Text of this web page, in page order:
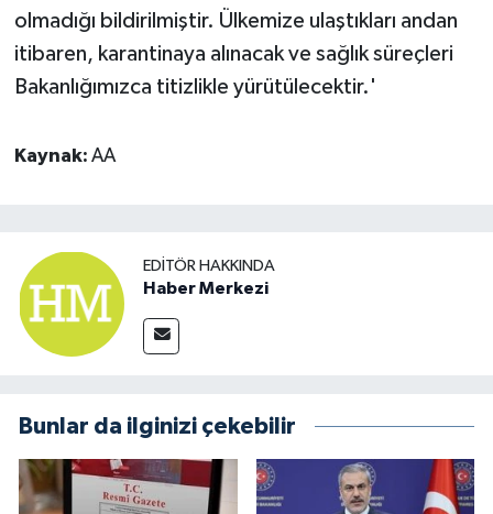
olmadığı bildirilmiştir. Ülkemize ulaştıkları andan
itibaren, karantinaya alınacak ve sağlık süreçleri
Bakanlığımızca titizlikle yürütülecektir.'
Kaynak: AA
EDITÖR HAKKINDA
Haber Merkezi
Bunlar da ilginizi çekebilir